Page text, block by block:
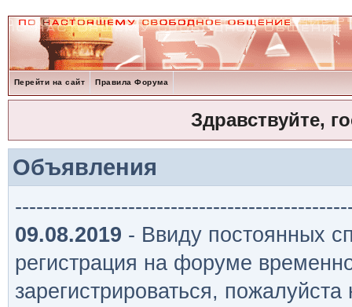
Перейти на сайт Правила Форума
Здравствуйте,
Объявления
09.08.2019 - Ввиду постоянных
регистрация на форуме
зарегистрироваться,